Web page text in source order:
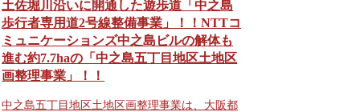
土佐堀川沿いに開通した遊歩道「中之島
歩行者専用道2号線整備事業」！！NTTコ
ミュニケーションズ中之島ビルの解体も
進む約7.7haの「中之島五丁目地区土地区
画整理事業」！！
中之島五丁目地区土地区画整理事業は、大阪都